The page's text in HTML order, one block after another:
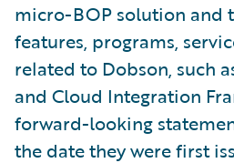
micro-BOP solution and
features, programs,
related to Dobson, such
and Cloud Integration
forward-looking
the date they were first